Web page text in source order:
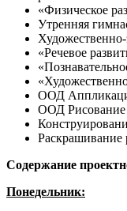
«Физическое
Утренняя
Художественно-
«Речевое
ООД
ООД Рисование
Раскрашивание
Содержание
Понедельник: